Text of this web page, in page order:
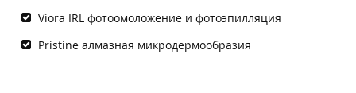
Viora IRL фотоомоложение и фотоэпилляция
Pristine алмазная микродермообразия